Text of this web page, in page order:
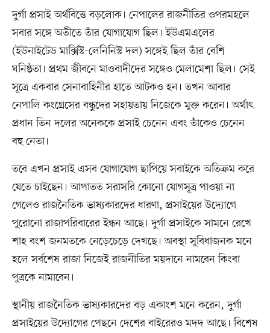
দুর্গা প্রসাই অর্থবিত্তে বড়লোক। নেপালের রাজনীতির ওপরমহলে
সবার সঙ্গে অতীতে তাঁর যোগাযোগ ছিল। ইউএমএলের
(ইউনাইটেড মার্ক্সিস্ট-লেনিনিস্ট দল) সঙ্গেই ছিল তাঁর বেশি
ঘনিষ্ঠতা। প্রথম জীবনে মাওবাদীদের সঙ্গেও মেলামেশা ছিল। সেই
সূত্রে একবার সেনাবাহিনীর হাতে আটকও হন। তখন আবার
নেপালি কংগ্রেসের বন্ধুদের সহায়তায় নিজেকে মুক্ত করেন। অর্থাৎ
প্রধান তিন দলের অনেককে প্রসাই চেনেন এবং তাঁকেও চেনেন
বহু নেতা।
তবে এখন প্রসাই এসব যোগাযোগ ছাপিয়ে সবাইকে অতিক্রম করে
যেতে চাইছেন। আপাতত সরাসরি কোনো যোগসূত্র পাওয়া না
গেলেও রাজনৈতিক ভাষ্যকারদের ধারণা, প্রসাইয়ের উদ্যোগে
পুরোনো রাজাপরিবারের ইন্ধন আছে। দুর্গা প্রসাইকে সামনে রেখে
শাহ বংশ জনমতকে নেড়েচেড়ে দেখছে। অবস্থা সুবিধাজনক মনে
হলে সর্বশেষ রাজা নিজেই রাজনীতির ময়দানে নামবেন কিংবা
পুত্রকে নামাবেন।
স্থানীয় রাজনৈতিক ভাষ্যকারদের বড় একাংশ মনে করেন, দুর্গা
প্রসাইয়ের উদ্যোগের পেছনে দেশের বাইরেরও মদদ আছে। বিশেষ